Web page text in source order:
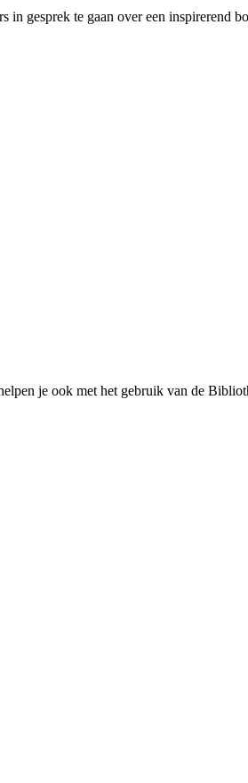
in gesprek te gaan over een inspirerend
je ook met het gebruik van de